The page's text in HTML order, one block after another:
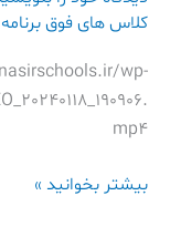
کلاس های فوق برنامه
wp-
mp4
بیشتر بخوانید »